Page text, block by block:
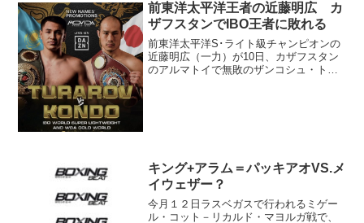
チュ...
前東洋太平洋王者の近藤明広 カ
ザフスタンでIBO王者に敗れる
前東洋太平洋S･ライト級チャンピオンの
近藤明広（一力）が10日、カザフスタン
のアルマトイで無敗のザンコシュ・トゥ
キング+アラム＝パッキアオVS.メ
イウェザー？
今月１２日ラスベガスで行われるミゲー
ル・コット－リカルド・マヨルガ戦で、